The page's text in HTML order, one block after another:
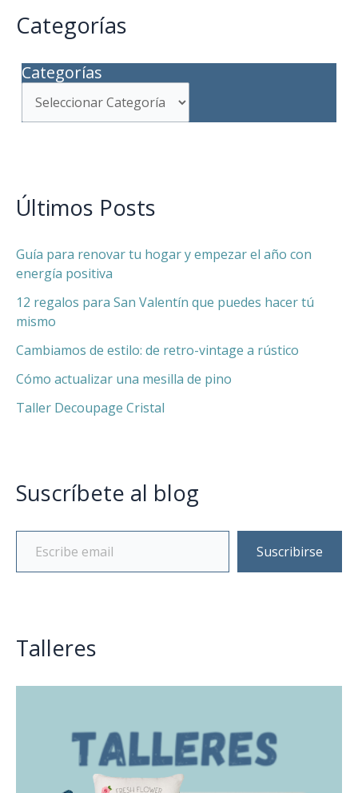
Categorías
Categorías
Últimos Posts
Guía para renovar tu hogar y empezar el año con
energía positiva
12 regalos para San Valentín que puedes hacer tú
mismo
Cambiamos de estilo: de retro-vintage a rústico
Cómo actualizar una mesilla de pino
Taller Decoupage Cristal
Suscríbete al blog
Suscribirse
Talleres